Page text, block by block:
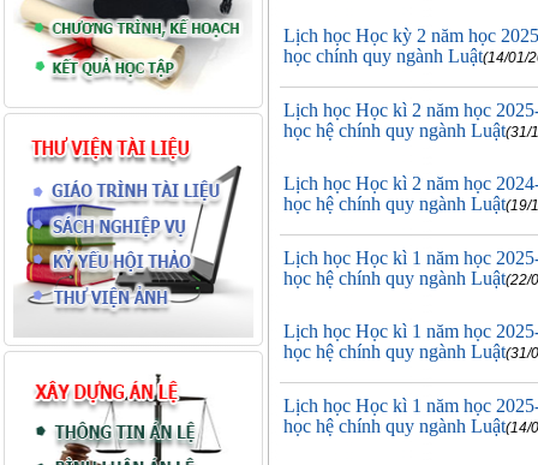
Lịch học Học kỳ 2 năm học
học chính quy ngành Luật(14/01/
Lịch học Học kì 2 năm học
học hệ chính quy ngành Luật(31/
Lịch học Học kì 2 năm học
học hệ chính quy ngành Luật(19/
Lịch học Học kì 1 năm học
học hệ chính quy ngành Luật(22/
Lịch học Học kì 1 năm học
học hệ chính quy ngành Luật(31/
Lịch học Học kì 1 năm học
học hệ chính quy ngành Luật(14/